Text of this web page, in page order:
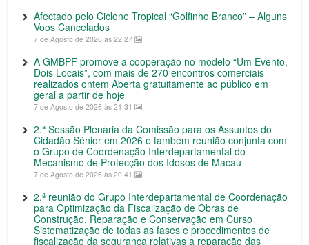
Afectado pelo Ciclone Tropical “Golfinho Branco” – Alguns
Voos Cancelados
7 de Agosto de 2026 às 22:27
A GMBPF promove a cooperação no modelo “Um Evento,
Dois Locais”, com mais de 270 encontros comerciais
realizados ontem Aberta gratuitamente ao público em
geral a partir de hoje
7 de Agosto de 2026 às 21:31
2.ª Sessão Plenária da Comissão para os Assuntos do
Cidadão Sénior em 2026 e também reunião conjunta com
o Grupo de Coordenação Interdepartamental do
Mecanismo de Protecção dos Idosos de Macau
7 de Agosto de 2026 às 20:41
2.ª reunião do Grupo Interdepartamental de Coordenação
para Optimização da Fiscalização de Obras de
Construção, Reparação e Conservação em Curso
Sistematização de todas as fases e procedimentos de
fiscalização da segurança relativas a reparação das